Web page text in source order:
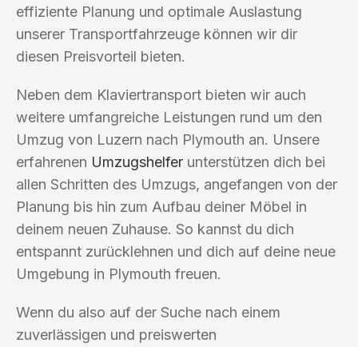
effiziente Planung und optimale Auslastung
unserer Transportfahrzeuge können wir dir
diesen Preisvorteil bieten.
Neben dem Klaviertransport bieten wir auch
weitere umfangreiche Leistungen rund um den
Umzug von Luzern nach Plymouth an. Unsere
erfahrenen Umzugshelfer unterstützen dich bei
allen Schritten des Umzugs, angefangen von der
Planung bis hin zum Aufbau deiner Möbel in
deinem neuen Zuhause. So kannst du dich
entspannt zurücklehnen und dich auf deine neue
Umgebung in Plymouth freuen.
Wenn du also auf der Suche nach einem
zuverlässigen und preiswerten